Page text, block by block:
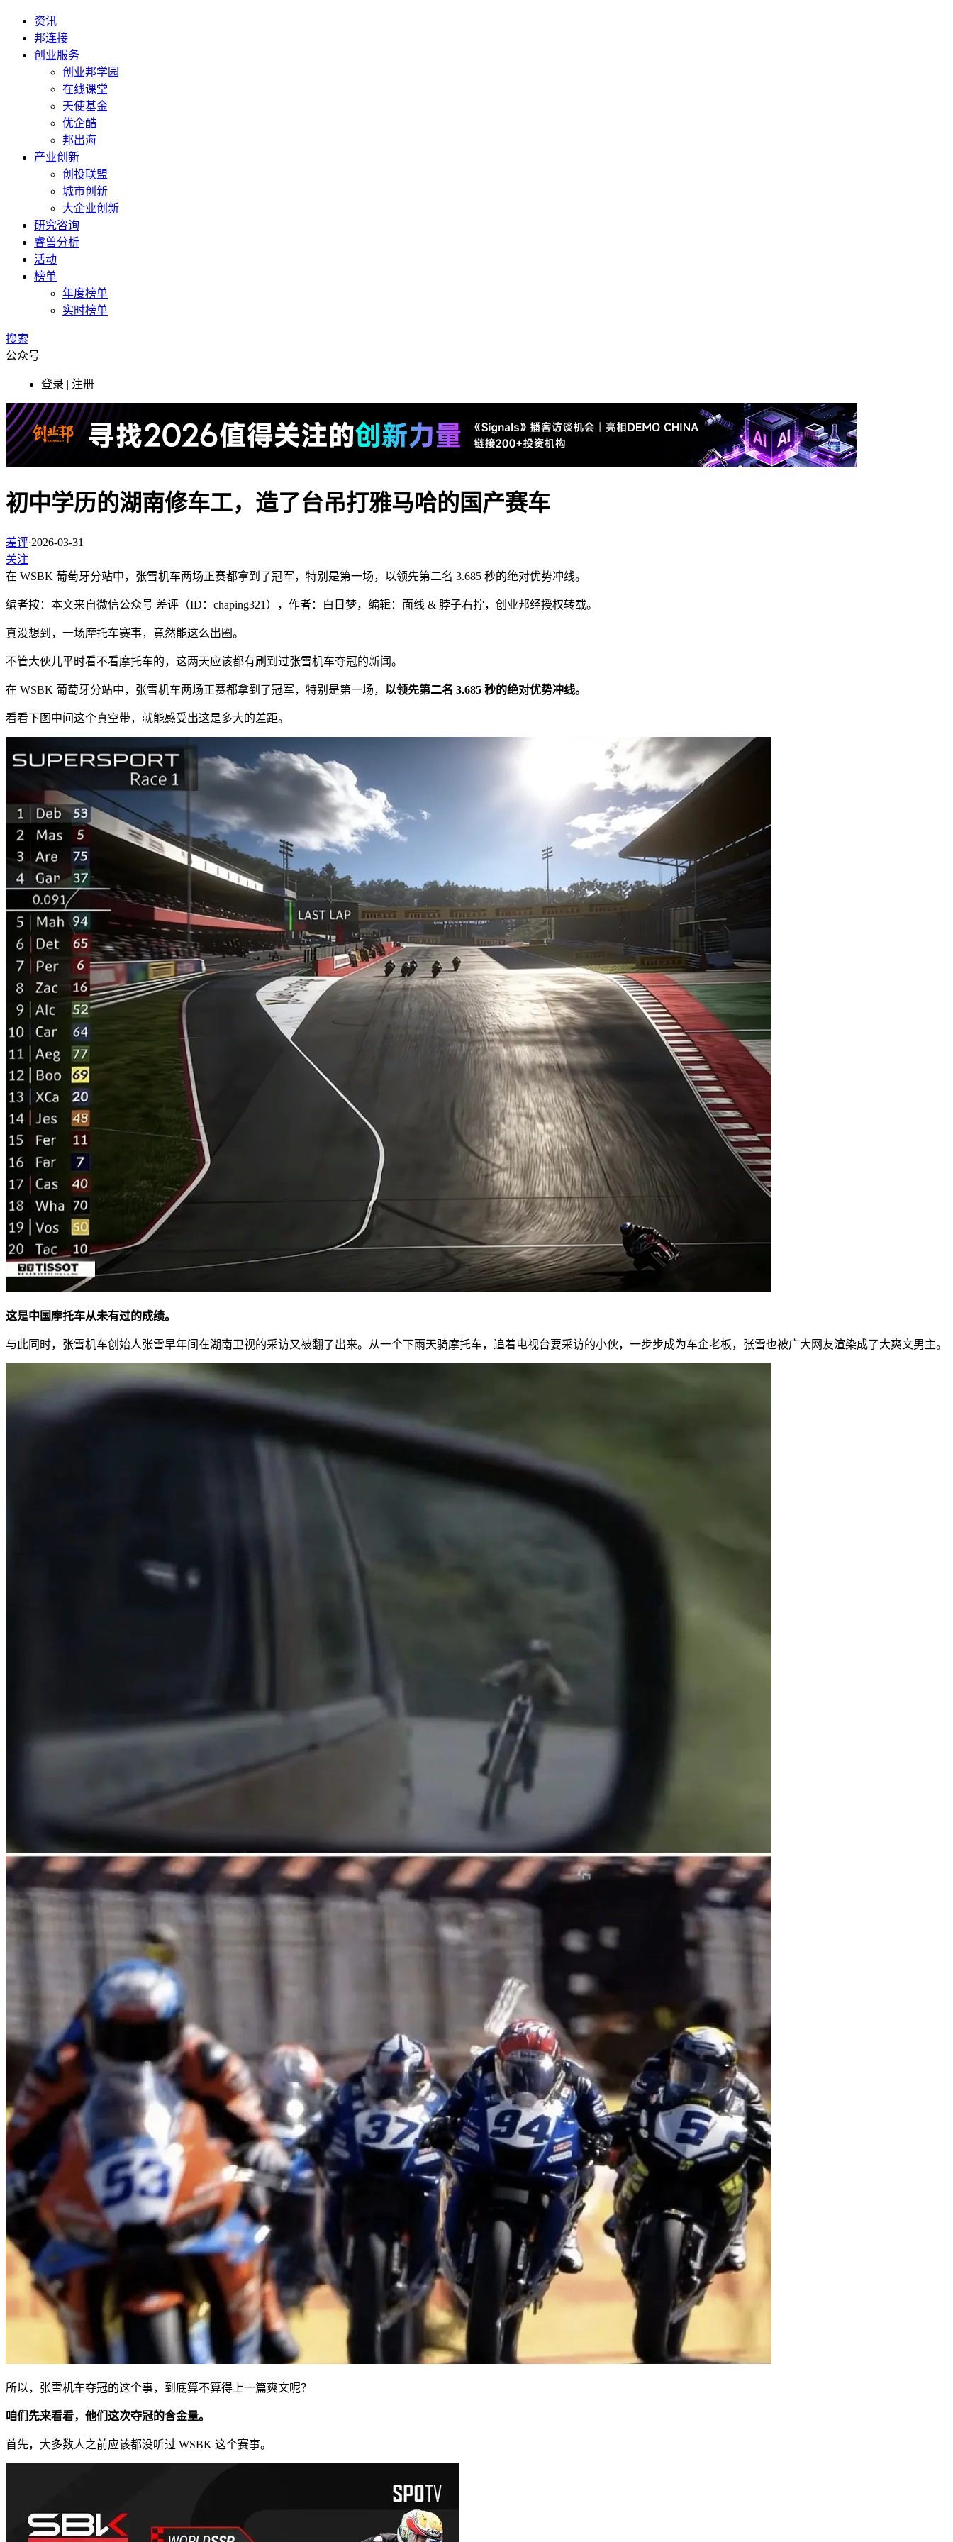
资讯
邦连接
创业服务
创业邦学园
在线课堂
天使基金
优企酷
邦出海
产业创新
创投联盟
城市创新
大企业创新
研究咨询
睿兽分析
活动
榜单
年度榜单
实时榜单
搜索
公众号
登录 | 注册
初中学历的湖南修车工，造了台吊打雅马哈的国产赛车
差评·2026-03-31
关注
在 WSBK 葡萄牙分站中，张雪机车两场正赛都拿到了冠军，特别是第一场，以领先第二名 3.685 秒的绝对优势冲线。
编者按：本文来自微信公众号 差评（ID：chaping321），作者：白日梦，编辑：面线 & 脖子右拧，创业邦经授权转载。
真没想到，一场摩托车赛事，竟然能这么出圈。
不管大伙儿平时看不看摩托车的，这两天应该都有刷到过张雪机车夺冠的新闻。
在 WSBK 葡萄牙分站中，张雪机车两场正赛都拿到了冠军，特别是第一场， 以领先第二名 3.685 秒的绝对优势冲线。
看看下图中间这个真空带，就能感受出这是多大的差距。
这是中国摩托车从未有过的成绩。
与此同时，张雪机车创始人张雪早年间在湖南卫视的采访又被翻了出来。从一个下雨天骑摩托车，追着电视台要采访的小伙，一步步成为车企老板，张雪也被广大网友渲染成了大爽文男主。
所以，张雪机车夺冠的这个事，到底算不算得上一篇爽文呢？
咱们 先来看看， 他们这次夺冠的含金量。
首先，大多数人之前应该都没听过 WSBK 这个赛事。